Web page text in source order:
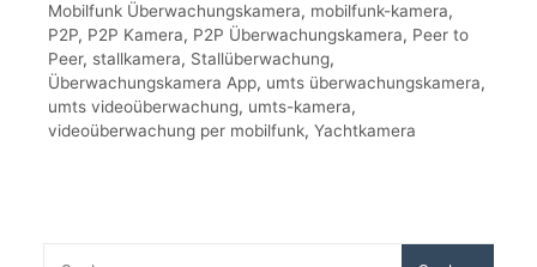
Mobilfunk Überwachungskamera, mobilfunk-kamera,
P2P, P2P Kamera, P2P Überwachungskamera, Peer to
Peer, stallkamera, Stallüberwachung,
Überwachungskamera App, umts überwachungskamera,
umts videoüberwachung, umts-kamera,
videoüberwachung per mobilfunk, Yachtkamera